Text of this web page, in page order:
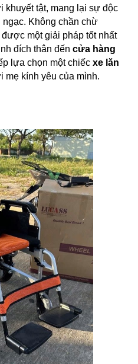
tật, mang lại sự độc
ngạc. Không chần chừ
một giải pháp tốt nhất
đích thân đếncửa hàng
lựa chọn một chiếcxe lăn
mẹ kính yêu của mình.